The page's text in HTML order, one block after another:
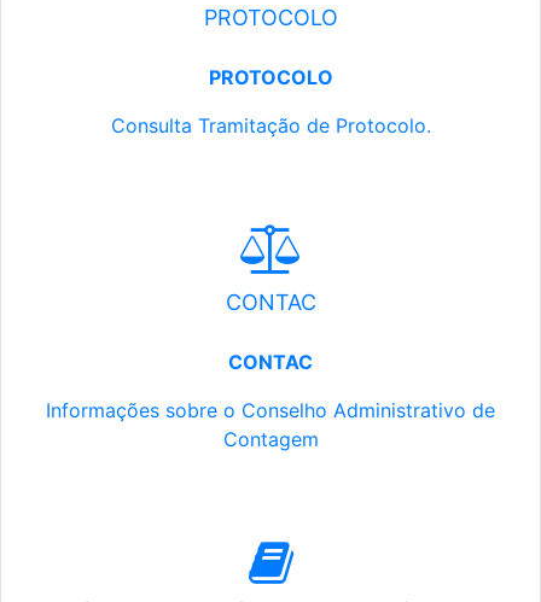
PROTOCOLO
PROTOCOLO
Consulta Tramitação de Protocolo.
CONTAC
CONTAC
Informações sobre o Conselho Administrativo de
Contagem